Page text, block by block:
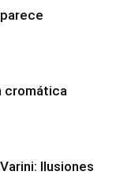
cromática
Ilusiones